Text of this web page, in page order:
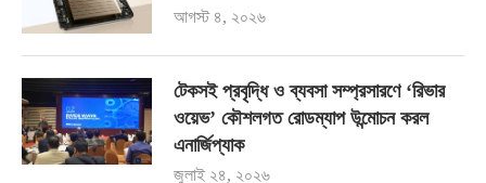
আগস্ট ৪, ২০২৬
টেকসই প্রবৃদ্ধি ও ব্যবসা সম্প্রসারণে ‘রিভার
ওয়েভ’ কৌশলগত রোডম্যাপ উন্মোচন করল
এনার্জিপ্যাক
জুলাই ২৪, ২০২৬